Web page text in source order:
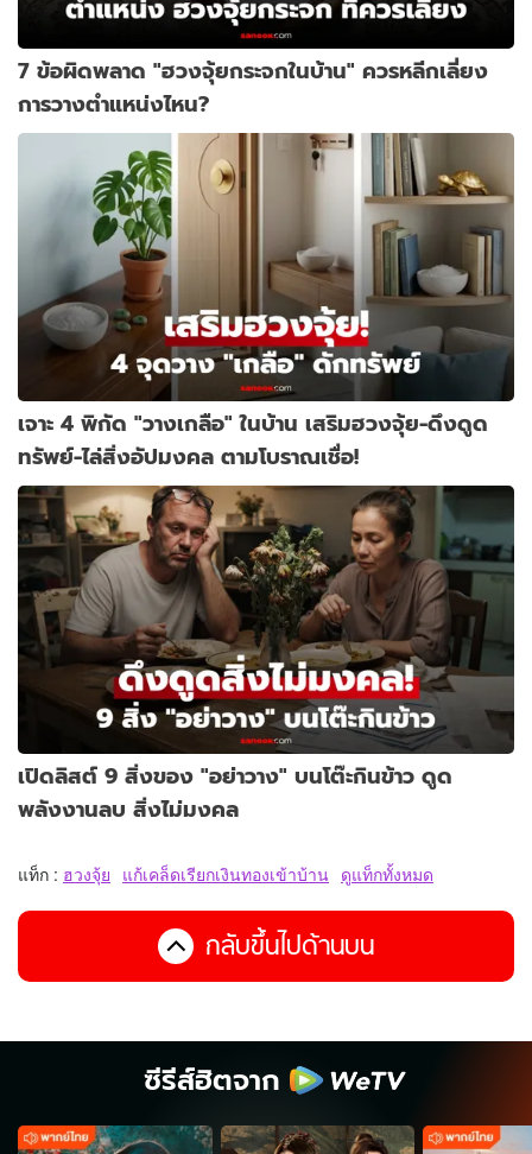
7 ข้อผิดพลาด "ฮวงจุ้ยกระจกในบ้าน" ควรหลีกเลี่ยง
การวางตำแหน่งไหน?
เจาะ 4 พิกัด "วางเกลือ" ในบ้าน เสริมฮวงจุ้ย-ดึงดูด
ทรัพย์-ไล่สิ่งอัปมงคล ตามโบราณเชื่อ!
เปิดลิสต์ 9 สิ่งของ "อย่าวาง" บนโต๊ะกินข้าว ดูด
พลังงานลบ สิ่งไม่มงคล
แท็ก : ฮวงจุ้ย แก้เคล็ดเรียกเงินทองเข้าบ้าน ดูแท็กทั้งหมด
กลับขึ้นไปด้านบน
ซีรีส์ฮิตจาก